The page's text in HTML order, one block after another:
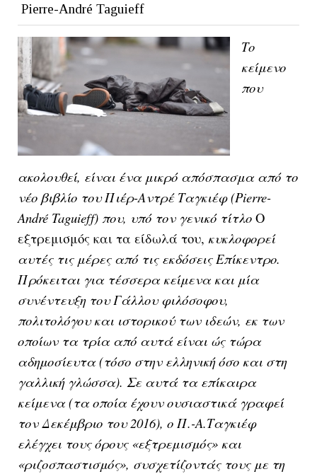
Pierre-André Taguieff
Το
κείμενο
που
ακολουθεί, είναι ένα μικρό απόσπασμα από το
νέο βιβλίο του Πιέρ-Αντρέ Ταγκιέφ (Pierre-
André Taguieff) που, υπό τον γενικό τίτλο Ο
εξτρεμισμός και τα είδωλά του, κυκλοφορεί
αυτές τις μέρες από τις εκδόσεις Επίκεντρο.
Πρόκειται για τέσσερα κείμενα και μία
συνέντευξη του Γάλλου φιλόσοφου,
πολιτολόγου και ιστορικού των ιδεών, εκ των
οποίων τα τρία από αυτά είναι ώς τώρα
αδημοσίευτα (τόσο στην ελληνική όσο και στη
γαλλική γλώσσα). Σε αυτά τα επίκαιρα
κείμενα (τα οποία έχουν ουσιαστικά γραφεί
τον Δεκέμβριο του 2016), ο Π.-Α.Ταγκιέφ
ελέγχει τους όρους «εξτρεμισμός» και
«ριζοσπαστισμός», συσχετίζοντάς τους με τη